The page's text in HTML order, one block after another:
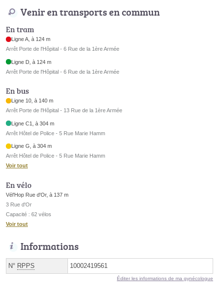
Venir en transports en commun
En tram
Ligne A, à 124 m
Arrêt Porte de l'Hôpital - 6 Rue de la 1ère Armée
Ligne D, à 124 m
Arrêt Porte de l'Hôpital - 6 Rue de la 1ère Armée
En bus
Ligne 10, à 140 m
Arrêt Porte de l'Hôpital - 13 Rue de la 1ère Armée
Ligne C1, à 304 m
Arrêt Hôtel de Police - 5 Rue Marie Hamm
Ligne G, à 304 m
Arrêt Hôtel de Police - 5 Rue Marie Hamm
Voir tout
En vélo
Vél'Hop Rue d'Or, à 137 m
3 Rue d'Or
Capacité : 62 vélos
Voir tout
Informations
N° RPPS 10002419561
Éditer les informations de ma gynécologue